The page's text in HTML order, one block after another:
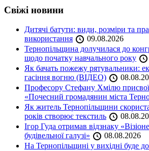
Свіжі новини
Дитячі батути: види, розміри та
використання
09.08.2026
Тернопільщина долучилася до
щодо початку навчального року
Як бачать пожежу рятувальники:
гасіння вогню (ВІДЕО)
Професору Стефану Хмілю
«Почесний громадянин міста
Як житель Тернопільщини
років створює текстиль
Ігор Гуда отримав відзнаку
будівельної галузі»
08.08.2026
На Тернопільщині у вихідні буде